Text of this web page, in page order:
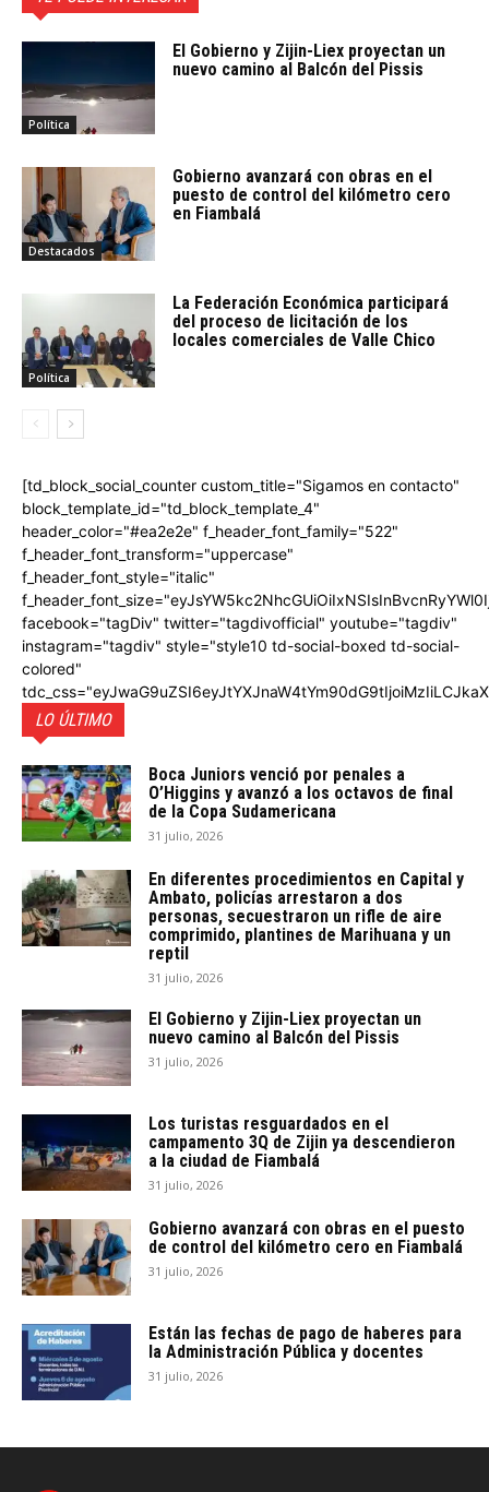
Política
El Gobierno y Zijin-Liex proyectan un
nuevo camino al Balcón del Pissis
Destacados
Gobierno avanzará con obras en el
puesto de control del kilómetro cero
en Fiambalá
Política
La Federación Económica participará
del proceso de licitación de los
locales comerciales de Valle Chico
[td_block_social_counter custom_title="Sigamos en contacto"
block_template_id="td_block_template_4"
header_color="#ea2e2e" f_header_font_family="522"
f_header_font_transform="uppercase"
f_header_font_style="italic"
facebook="tagDiv" twitter="tagdivofficial" youtube="tagdiv"
instagram="tagdiv" style="style10 td-social-boxed td-social-
colored"
LO ÚLTIMO
Boca Juniors venció por penales a
O’Higgins y avanzó a los octavos de final
de la Copa Sudamericana
31 julio, 2026
En diferentes procedimientos en Capital y
Ambato, policías arrestaron a dos
personas, secuestraron un rifle de aire
comprimido, plantines de Marihuana y un
reptil
31 julio, 2026
El Gobierno y Zijin-Liex proyectan un
nuevo camino al Balcón del Pissis
31 julio, 2026
Los turistas resguardados en el
campamento 3Q de Zijin ya descendieron
a la ciudad de Fiambalá
31 julio, 2026
Gobierno avanzará con obras en el puesto
de control del kilómetro cero en Fiambalá
31 julio, 2026
Están las fechas de pago de haberes para
la Administración Pública y docentes
31 julio, 2026